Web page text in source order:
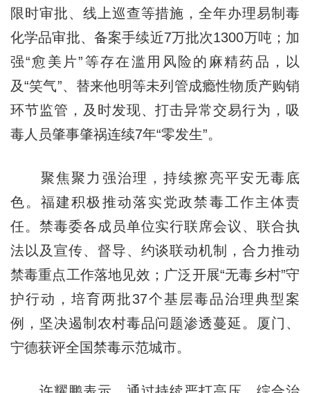
限时审批、线上巡查等措施，全年办理易制毒
化学品审批、备案手续近7万批次1300万吨；加
强“愈美片”等存在滥用风险的麻精药品，以
及“笑气”、替来他明等未列管成瘾性物质产购销
环节监管，及时发现、打击异常交易行为，吸
毒人员肇事肇祸连续7年“零发生”。
聚焦聚力强治理，持续擦亮平安无毒底
色。福建积极推动落实党政禁毒工作主体责
任。禁毒委各成员单位实行联席会议、联合执
法以及宣传、督导、约谈联动机制，合力推动
禁毒重点工作落地见效；广泛开展“无毒乡村”守
护行动，培育两批37个基层毒品治理典型案
例，坚决遏制农村毒品问题渗透蔓延。厦门、
宁德获评全国禁毒示范城市。